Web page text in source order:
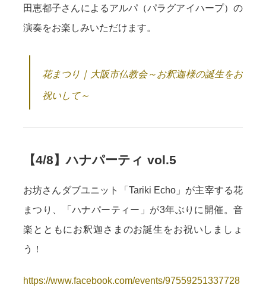
田恵都子さんによるアルパ（パラグアイハープ）の
演奏をお楽しみいただけます。
花まつり｜大阪市仏教会～お釈迦様の誕生をお
祝いして～
【4/8】ハナパーティ vol.5
お坊さんダブユニット「Tariki Echo」が主宰する花
まつり、「ハナパーティー」が3年ぶりに開催。音
楽とともにお釈迦さまのお誕生をお祝いしましょ
う！
https://www.facebook.com/events/97559251337728